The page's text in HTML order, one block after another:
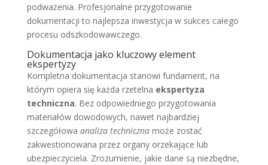
podważenia. Profesjonalne przygotowanie
dokumentacji to najlepsza inwestycja w sukces całego
procesu odszkodowawczego.
Dokumentacja jako kluczowy element
ekspertyzy
Kompletna dokumentacja stanowi fundament, na
którym opiera się każda rzetelna ekspertyza
techniczna. Bez odpowiedniego przygotowania
materiałów dowodowych, nawet najbardziej
szczegółowa analiza technicznamoże zostać
zakwestionowana przez organy orzekające lub
ubezpieczyciela. Zrozumienie, jakie dane są niezbędne,